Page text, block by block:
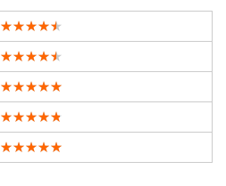
★★★★★
★★★★★
★★★★★
★★★★★
★★★★★
★★★★★
★★★★★
★★★★★
★★★★★
★★★★★